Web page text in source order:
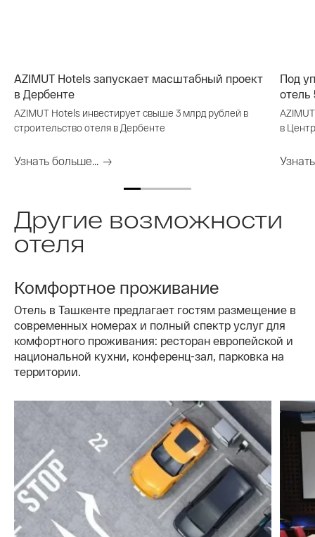
AZIMUT Hotels запускает масштабный проект
в Дербенте
AZIMUT Hotels инвестирует свыше 3 млрд рублей в
строительство отеля в Дербенте
Узнать больше...
Под
отель
в
Другие возможности
отеля
Комфортное проживание
Отель в Ташкенте предлагает гостям размещение в
современных номерах и полный спектр услуг для
комфортного проживания: ресторан европейской и
национальной кухни, конференц-зал, парковка на
территории.